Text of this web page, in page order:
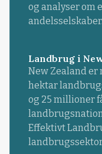
og analyser om
andelsselskaber.
Landbrug i
New Zealand er
hektar
og 25 millioner
Effektivt